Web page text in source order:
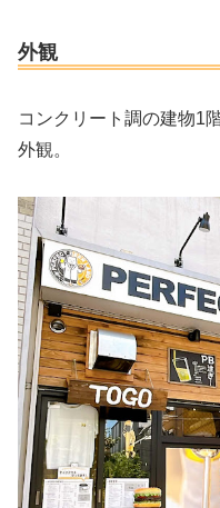
外観
コンクリート調の建物1
外観。